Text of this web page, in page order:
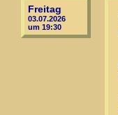
Freitag
03.07.2026
um 19:30